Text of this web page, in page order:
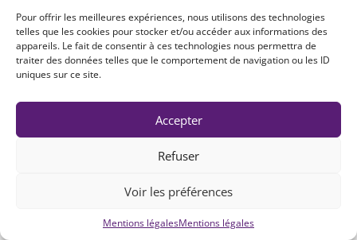
Pour offrir les meilleures expériences, nous utilisons des technologies
telles que les cookies pour stocker et/ou accéder aux informations des
appareils. Le fait de consentir à ces technologies nous permettra de
traiter des données telles que le comportement de navigation ou les ID
uniques sur ce site.
Accepter
Refuser
Voir les préférences
Mentions légalesMentions légales
Contact